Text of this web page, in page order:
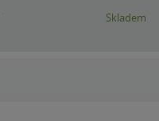
Skladem